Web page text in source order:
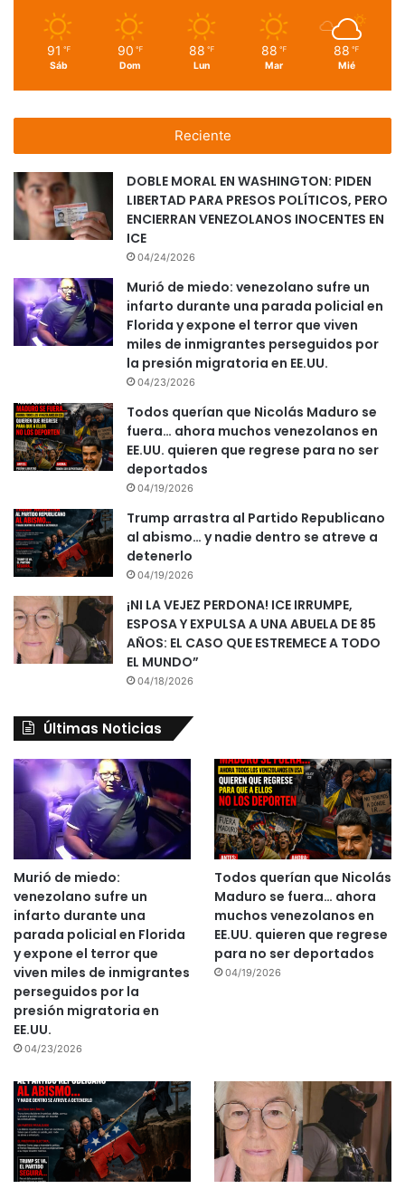
91 ℉
Sáb
90 ℉
Dom
88 ℉
Lun
88 ℉
Mar
88 ℉
Mié
Reciente
DOBLE MORAL EN WASHINGTON: PIDEN
LIBERTAD PARA PRESOS POLÍTICOS, PERO
ENCIERRAN VENEZOLANOS INOCENTES EN
ICE
04/24/2026
Murió de miedo: venezolano sufre un
infarto durante una parada policial en
Florida y expone el terror que viven
miles de inmigrantes perseguidos por
la presión migratoria en EE.UU.
04/23/2026
Todos querían que Nicolás Maduro se
fuera… ahora muchos venezolanos en
EE.UU. quieren que regrese para no ser
deportados
04/19/2026
Trump arrastra al Partido Republicano
al abismo… y nadie dentro se atreve a
detenerlo
04/19/2026
¡NI LA VEJEZ PERDONA! ICE IRRUMPE,
ESPOSA Y EXPULSA A UNA ABUELA DE 85
AÑOS: EL CASO QUE ESTREMECE A TODO
EL MUNDO”
04/18/2026
Últimas Noticias
Murió de miedo:
venezolano sufre un
infarto durante una
parada policial en Florida
y expone el terror que
viven miles de inmigrantes
perseguidos por la
presión migratoria en
EE.UU.
04/23/2026
Todos querían que Nicolás
Maduro se fuera… ahora
muchos venezolanos en
EE.UU. quieren que regrese
para no ser deportados
04/19/2026